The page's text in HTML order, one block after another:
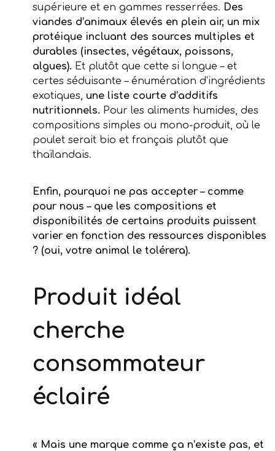
supérieure et en gammes resserrées. Des
viandes d’animaux élevés en plein air, un mix
protéique incluant des sources multiples et
durables (insectes, végétaux, poissons,
algues). Et plutôt que cette si longue – et
certes séduisante – énumération d’ingrédients
exotiques, une liste courte d’additifs
nutritionnels. Pour les aliments humides, des
compositions simples ou mono-produit, où le
poulet serait bio et français plutôt que
thaïlandais.
Enfin, pourquoi ne pas accepter – comme
pour nous – que les compositions et
disponibilités de certains produits puissent
varier en fonction des ressources disponibles
? (oui, votre animal le tolérera).
Produit idéal
cherche
consommateur
éclairé
« Mais une marque comme ça n’existe pas, et